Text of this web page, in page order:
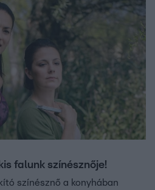
falunk színésznője!
színésznő a konyhában